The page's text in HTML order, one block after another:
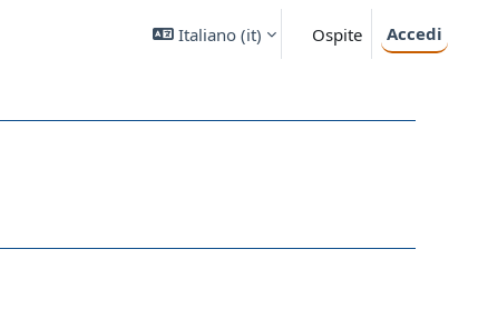
Italiano ‎(it)‎ Ospite Accedi